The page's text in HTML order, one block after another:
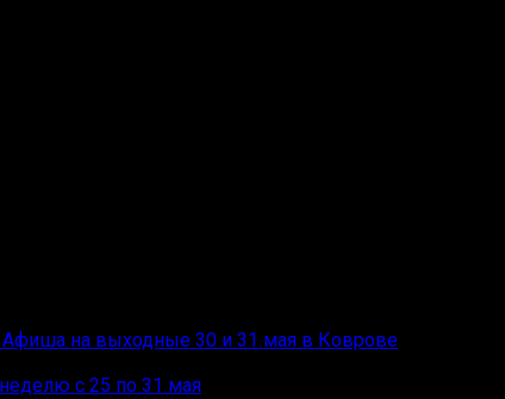
Афиша на выходные 30 и 31 мая в Коврове
с 25 по 31 мая